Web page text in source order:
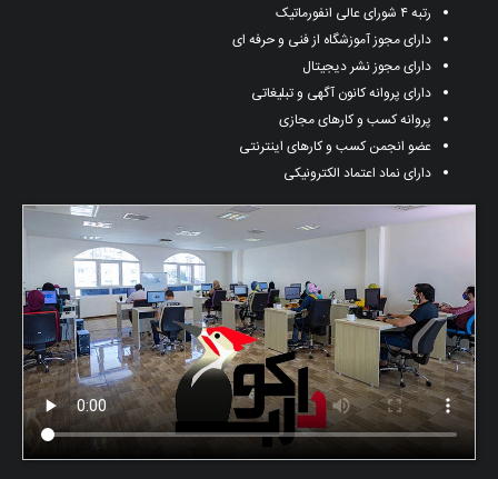
رتبه ۴ شورای عالی انفورماتیک
دارای مجوز آموزشگاه از فنی و حرفه ای
دارای مجوز نشر دیجیتال
دارای پروانه کانون آگهی و تبلیغاتی
پروانه کسب و کارهای مجازی
عضو انجمن کسب و کارهای اینترنتی
دارای نماد اعتماد الکترونیکی